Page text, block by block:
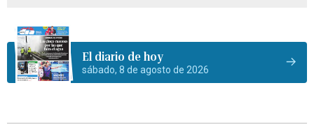
El diario de hoy
sábado, 8 de agosto de 2026